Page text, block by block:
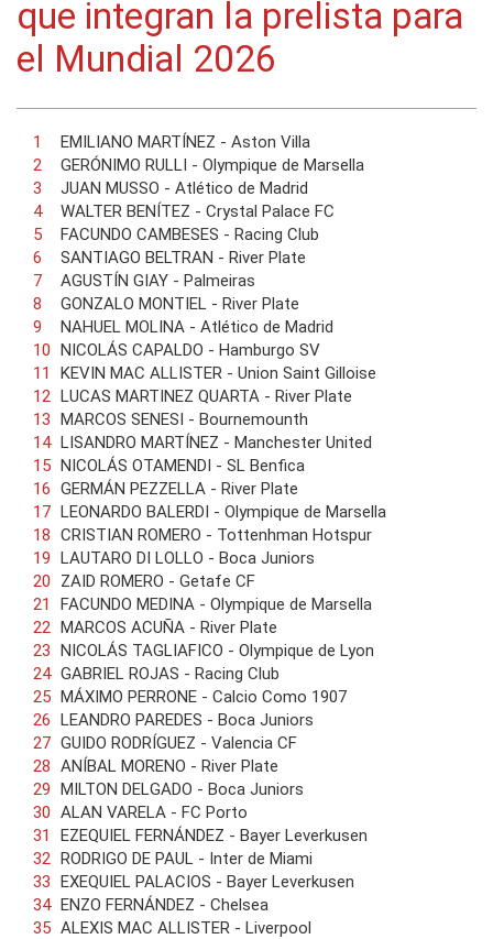
que integran la prelista para
el Mundial 2026
EMILIANO MARTÍNEZ - Aston Villa
GERÓNIMO RULLI - Olympique de Marsella
JUAN MUSSO - Atlético de Madrid
WALTER BENÍTEZ - Crystal Palace FC
FACUNDO CAMBESES - Racing Club
SANTIAGO BELTRAN - River Plate
AGUSTÍN GIAY - Palmeiras
GONZALO MONTIEL - River Plate
NAHUEL MOLINA - Atlético de Madrid
NICOLÁS CAPALDO - Hamburgo SV
KEVIN MAC ALLISTER - Union Saint Gilloise
LUCAS MARTINEZ QUARTA - River Plate
MARCOS SENESI - Bournemounth
LISANDRO MARTÍNEZ - Manchester United
NICOLÁS OTAMENDI - SL Benfica
GERMÁN PEZZELLA - River Plate
LEONARDO BALERDI - Olympique de Marsella
CRISTIAN ROMERO - Tottenhman Hotspur
LAUTARO DI LOLLO - Boca Juniors
ZAID ROMERO - Getafe CF
FACUNDO MEDINA - Olympique de Marsella
MARCOS ACUÑA - River Plate
NICOLÁS TAGLIAFICO - Olympique de Lyon
GABRIEL ROJAS - Racing Club
MÁXIMO PERRONE - Calcio Como 1907
LEANDRO PAREDES - Boca Juniors
GUIDO RODRÍGUEZ - Valencia CF
ANÍBAL MORENO - River Plate
MILTON DELGADO - Boca Juniors
ALAN VARELA - FC Porto
EZEQUIEL FERNÁNDEZ - Bayer Leverkusen
RODRIGO DE PAUL - Inter de Miami
EXEQUIEL PALACIOS - Bayer Leverkusen
ENZO FERNÁNDEZ - Chelsea
ALEXIS MAC ALLISTER - Liverpool